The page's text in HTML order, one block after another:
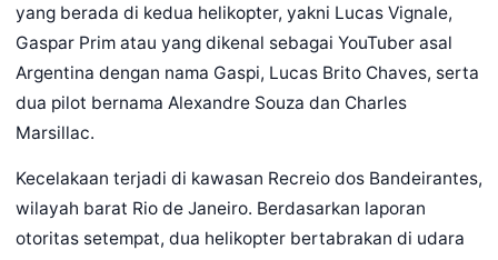
yang berada di kedua helikopter, yakni Lucas Vignale,
Gaspar Prim atau yang dikenal sebagai YouTuber asal
Argentina dengan nama Gaspi, Lucas Brito Chaves, serta
dua pilot bernama Alexandre Souza dan Charles
Marsillac.
Kecelakaan terjadi di kawasan Recreio dos Bandeirantes,
wilayah barat Rio de Janeiro. Berdasarkan laporan
otoritas setempat, dua helikopter bertabrakan di udara